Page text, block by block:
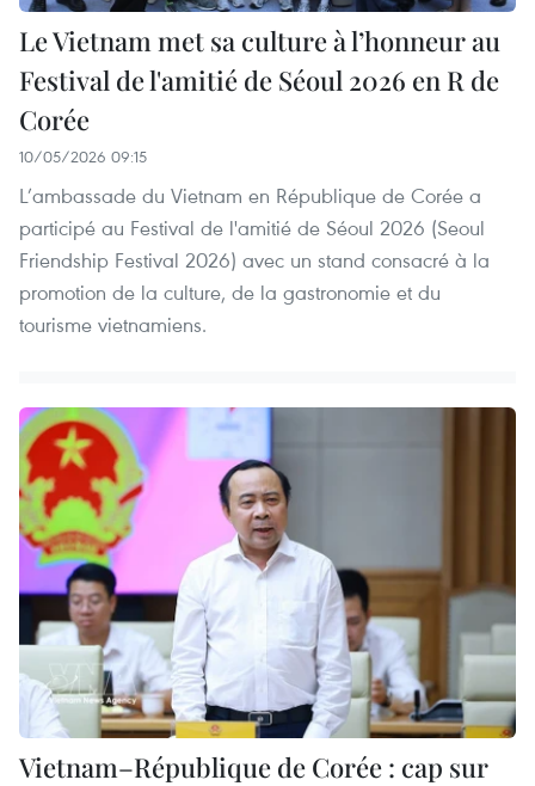
Le Vietnam met sa culture à l’honneur au
Festival de l'amitié de Séoul 2026 en R de
Corée
10/05/2026 09:15
L’ambassade du Vietnam en République de Corée a
participé au Festival de l'amitié de Séoul 2026 (Seoul
Friendship Festival 2026) avec un stand consacré à la
promotion de la culture, de la gastronomie et du
tourisme vietnamiens.
Vietnam–République de Corée : cap sur